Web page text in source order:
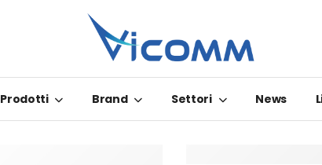
Prodotti Brand Settori News